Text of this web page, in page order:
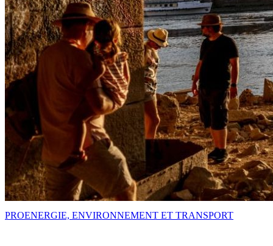
PROENERGIE, ENVIRONNEMENT ET TRANSPORT